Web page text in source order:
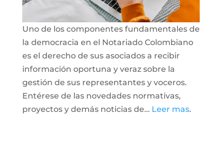
Uno de los componentes fundamentales de
la democracia en el Notariado Colombiano
es el derecho de sus asociados a recibir
información oportuna y veraz sobre la
gestión de sus representantes y voceros.
Entérese de las novedades normativas,
proyectos y demás noticias de… Leer mas.